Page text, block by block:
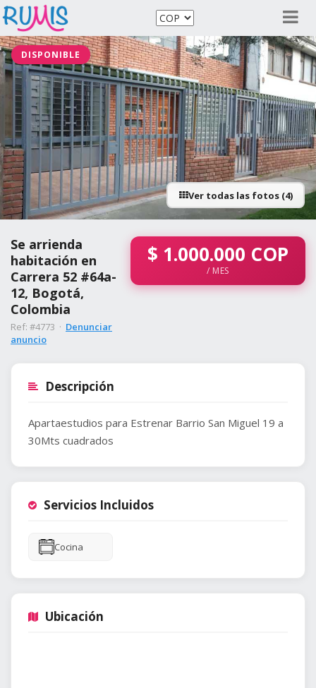
DISPONIBLE
Ver todas las fotos (4)
Se arrienda
habitación en
Carrera 52 #64a-
12, Bogotá,
Colombia
Ref: #4773 · Denunciar
anuncio
$ 1.000.000 COP
/ MES
Descripción
Apartaestudios para Estrenar Barrio San Miguel 19 a
30Mts cuadrados
Servicios Incluidos
Cocina
Ubicación